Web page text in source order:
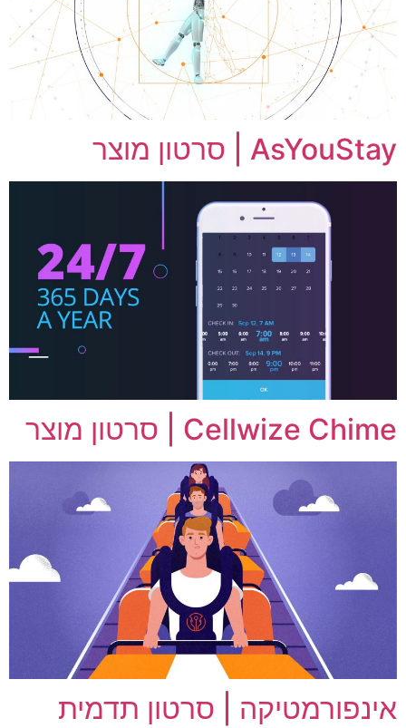
AsYouStay | סרטון מוצר
Cellwize Chime | סרטון מוצר
אינפורמטיקה | סרטון תדמית